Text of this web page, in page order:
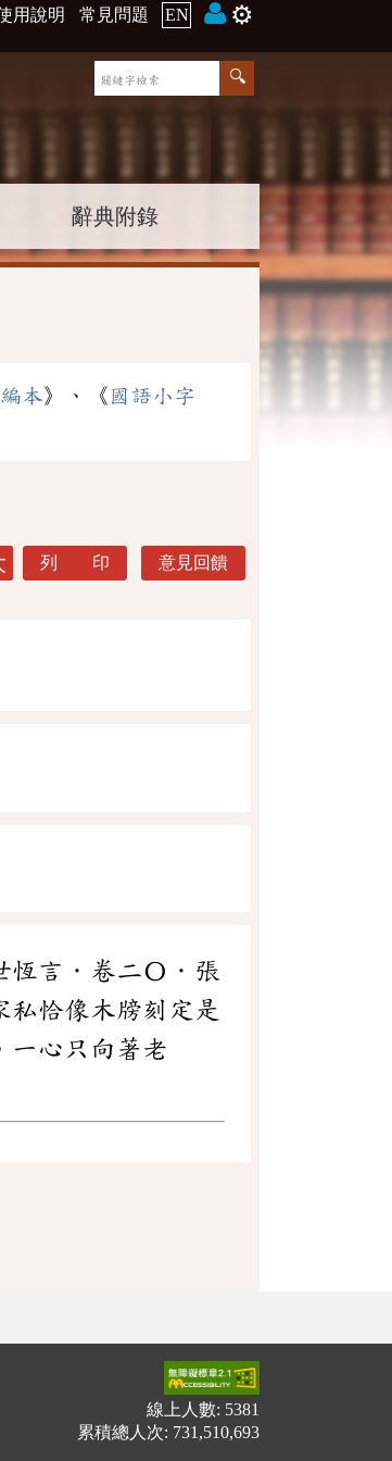
用說明 常見問題 EN ⚙️
辭典附錄
本》、《 國語小字
列 印 意見回饋
恆言．卷二〇．張
恰像木牓刻定是
一心只向著老
線上人數: 5381
累積總人次: 731,510,693